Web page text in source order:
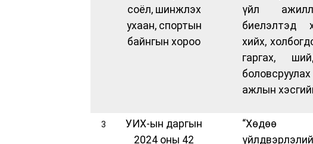
соёл, шинжлэх
ухаан, спортын
байнгын хороо
үйл
биелэлтэд
хийх,
гаргах,
ажлын
3
УИХ-ын даргын
2024 оны 42